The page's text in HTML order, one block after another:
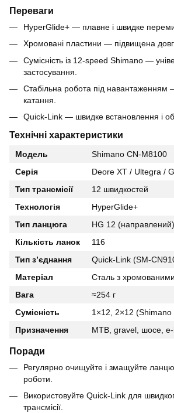
Переваги
HyperGlide+ — плавне і швидке
Хромовані пластини — підвищена
Сумісність із 12-speed Shimano —
застосування.
Стабільна робота під навантаженням
катання.
Quick-Link — швидке встановлення і
Технічні характеристики
Модель
Shimano CN-M8100
Серія
Deore XT / Ultegra /
Тип трансмісії
12 швидкостей
Технологія
HyperGlide+
Тип ланцюга
HG 12 (направлений)
Кількість ланок
116
Тип з’єднання
Quick-Link (SM-
Матеріал
Сталь з
Вага
≈254 г
Сумісність
1×12, 2×12
Призначення
MTB, gravel, шосе,
Поради
Регулярно очищуйте і змащуйте
роботи.
Використовуйте Quick-Link для
трансмісії.